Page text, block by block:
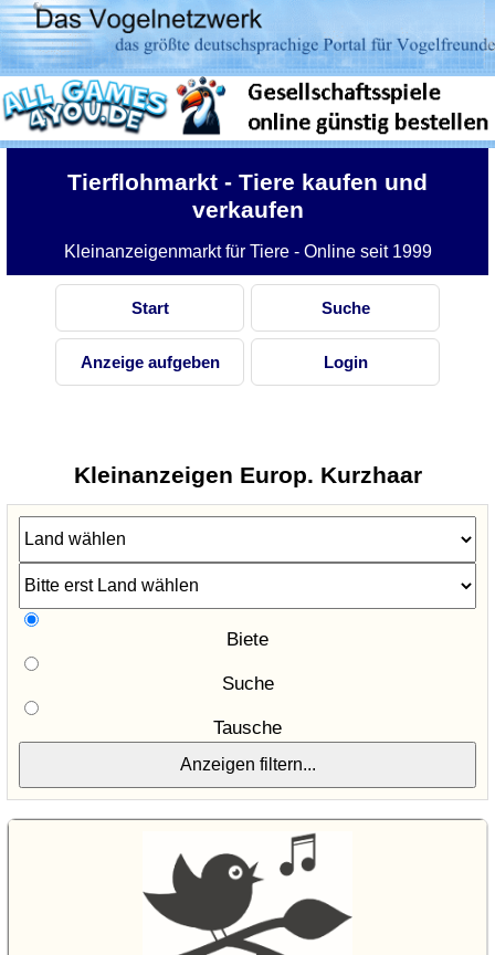
Tierflohmarkt - Tiere kaufen und
verkaufen
Kleinanzeigenmarkt für Tiere - Online seit 1999
Start Suche
Anzeige aufgeben Login
Kleinanzeigen Europ. Kurzhaar
Biete
Suche
Tausche